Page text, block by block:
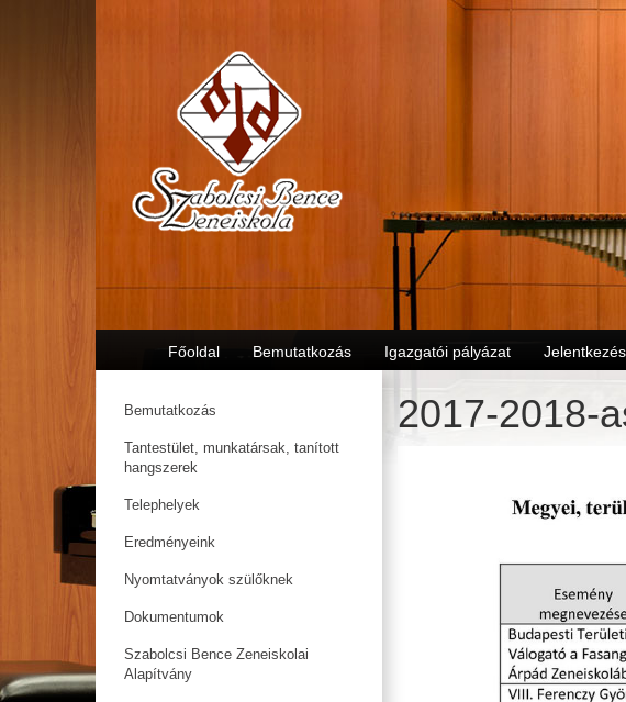
Bemutatkozás
Tantestület, munkatársak, tanított
hangszerek
Telephelyek
Eredményeink
Nyomtatványok szülőknek
Dokumentumok
Szabolcsi Bence Zeneiskolai
Alapítvány
Főoldal Bemutatkozás Igazgatói pályázat
2017-2018-